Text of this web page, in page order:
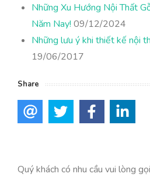
Những Xu Hướng Nội Thất
Năm Nay! 09/12/2024
Những lưu ý khi thiết kế nội
19/06/2017
Share
Quý khách có nhu cầu vui lòng